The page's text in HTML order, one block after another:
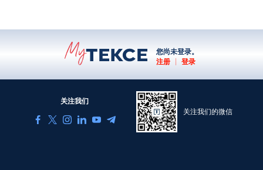
您尚未登录。
注册 | 登录
关注我们
关注我们的微信